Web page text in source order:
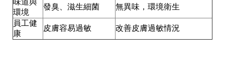
環境
發臭、滋生細菌
無異味，環境衛生
員工健
康
皮膚容易過敏 改善皮膚過敏情況